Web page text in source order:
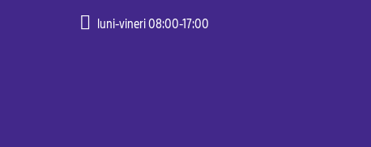
luni-vineri 08:00-17:00